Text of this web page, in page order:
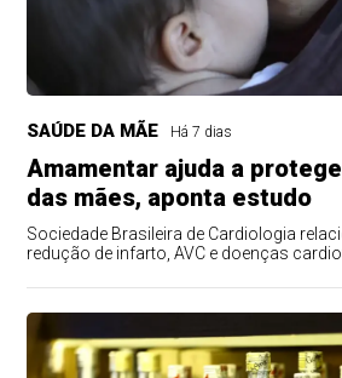
SAÚDE DA MÃE Há 7 dias
Amamentar ajuda a
das mães, aponta estudo
Sociedade Brasileira de Cardiologia
redução de infarto, AVC e doenças